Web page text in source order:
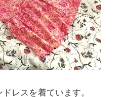
レスを着ています。